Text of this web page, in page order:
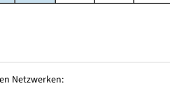
Netzwerken: